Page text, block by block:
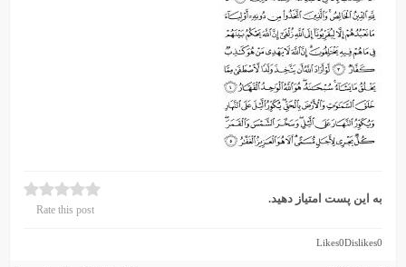
به این پست امتیاز دهید.
Rate this post
Likes0Dislikes0